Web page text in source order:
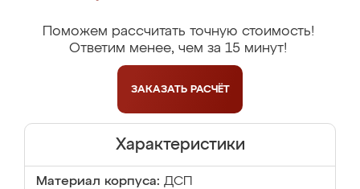
Поможем рассчитать точную стоимость!
Ответим менее, чем за 15 минут!
ЗАКАЗАТЬ РАСЧЁТ
Характеристики
Материал корпуса: ДСП